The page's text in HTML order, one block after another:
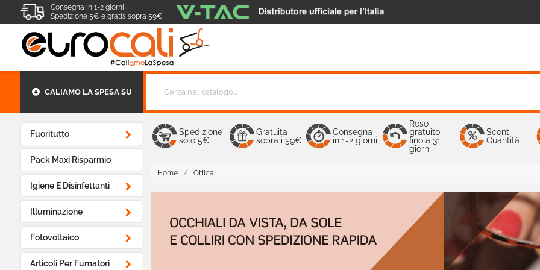
Consegna in 1-2 giorni
Spedizione 5€ e gratis sopra 59€
CALIAMO LA SPESA SU
Fuoritutto 
Pack Maxi Risparmio
Igiene E Disinfettanti 
Illuminazione 
Fotovoltaico 
Articoli Per Fumatori 
Spedizione
solo 5€
Gratuita
sopra i 59€
Consegna
in 1-2 giorni
Reso
gratuito
fino a 31
giorni
Sconti
Quantità
Home Ottica